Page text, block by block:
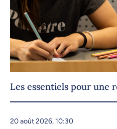
Les essentiels pour une
20 août 2026, 10:30